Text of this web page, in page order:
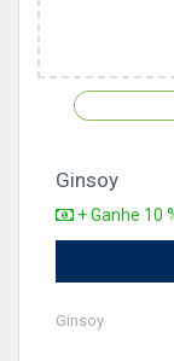
Ginsoy
+ Ganhe 10
Ginsoy